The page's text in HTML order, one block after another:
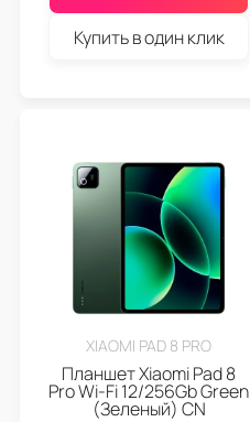
Купить в один клик
XIAOMI PAD 8 PRO
Планшет Xiaomi Pad 8
Pro Wi-Fi 12/256Gb Green
(Зеленый) CN